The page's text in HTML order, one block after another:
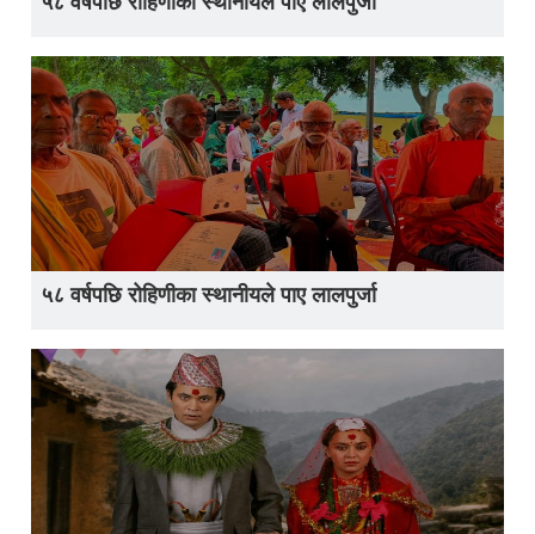
५८ वर्षपछि रोहिणीका स्थानीयले पाए लालपुर्जा